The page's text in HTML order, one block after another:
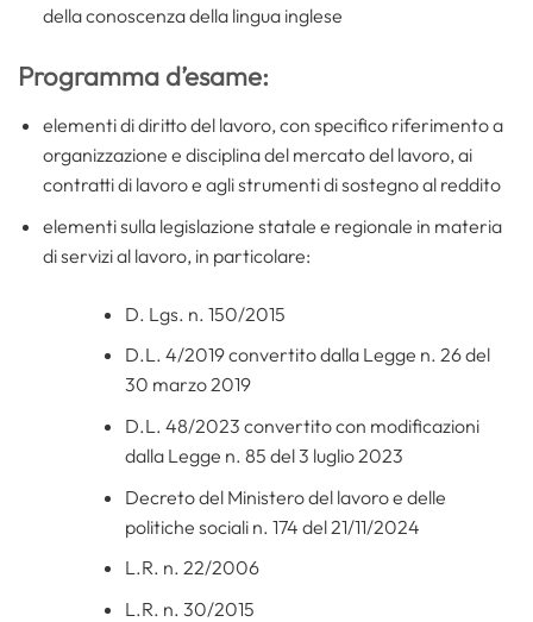
della conoscenza della lingua inglese
Programma d’esame:
elementi di diritto del lavoro, con specifico riferimento a
organizzazione e disciplina del mercato del lavoro, ai
contratti di lavoro e agli strumenti di sostegno al reddito
elementi sulla legislazione statale e regionale in materia
di servizi al lavoro, in particolare:
D. Lgs. n. 150/2015
D.L. 4/2019 convertito dalla Legge n. 26 del
30 marzo 2019
D.L. 48/2023 convertito con modificazioni
dalla Legge n. 85 del 3 luglio 2023
Decreto del Ministero del lavoro e delle
politiche sociali n. 174 del 21/11/2024
L.R. n. 22/2006
L.R. n. 30/2015